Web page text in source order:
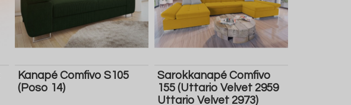
Kanapé Comfivo S105
(Poso 14)
Sarokkanapé Comfivo
155 (Uttario Velvet 2959
Uttario Velvet 2973)